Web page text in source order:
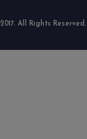
All Rights Reserved.